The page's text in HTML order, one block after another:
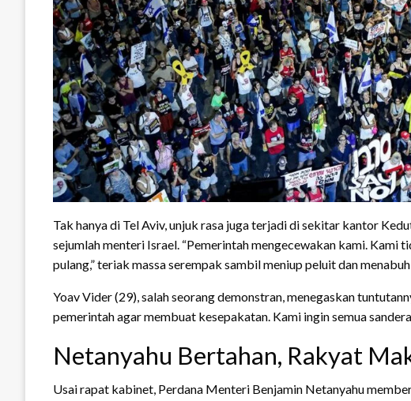
Tak hanya di Tel Aviv, unjuk rasa juga terjadi di sekitar kantor
sejumlah menteri Israel. “Pemerintah mengecewakan kami. Kami
pulang,” teriak massa serempak sambil meniup peluit dan
Yoav Vider (29), salah seorang demonstran, menegaskan
pemerintah agar membuat kesepakatan. Kami ingin semua
Netanyahu Bertahan, Rakyat
Usai rapat kabinet, Perdana Menteri Benjamin Netanyahu